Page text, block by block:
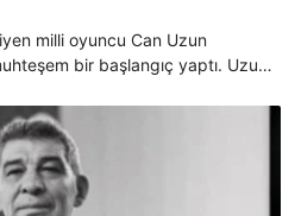
milli oyuncu Can Uzun
bir başlangıç yaptı. Uzun